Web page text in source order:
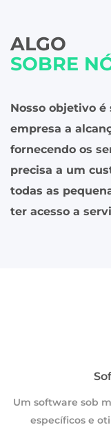
ALGO
SOBRE
Nosso objetivo
empresa a
fornecendo os
precisa a um
todas as
ter acesso a
Um software sob
específicos e